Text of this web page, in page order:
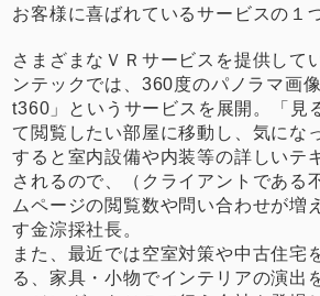
お客様に喜ばれているサービスの１
さまざまなＶＲサービスを提供して
ンテックでは、360度のパノラマ画
t360」というサービスを展開。「見
て閲覧したい部屋に移動し、気にな
すると室内設備や内装等の詳しいテ
されるので、（クライアントである
ムページの閲覧数や問い合わせが増
す金淙採社長。
また、最近では空室対策や中古住宅
る、家具・小物でインテリアの演出